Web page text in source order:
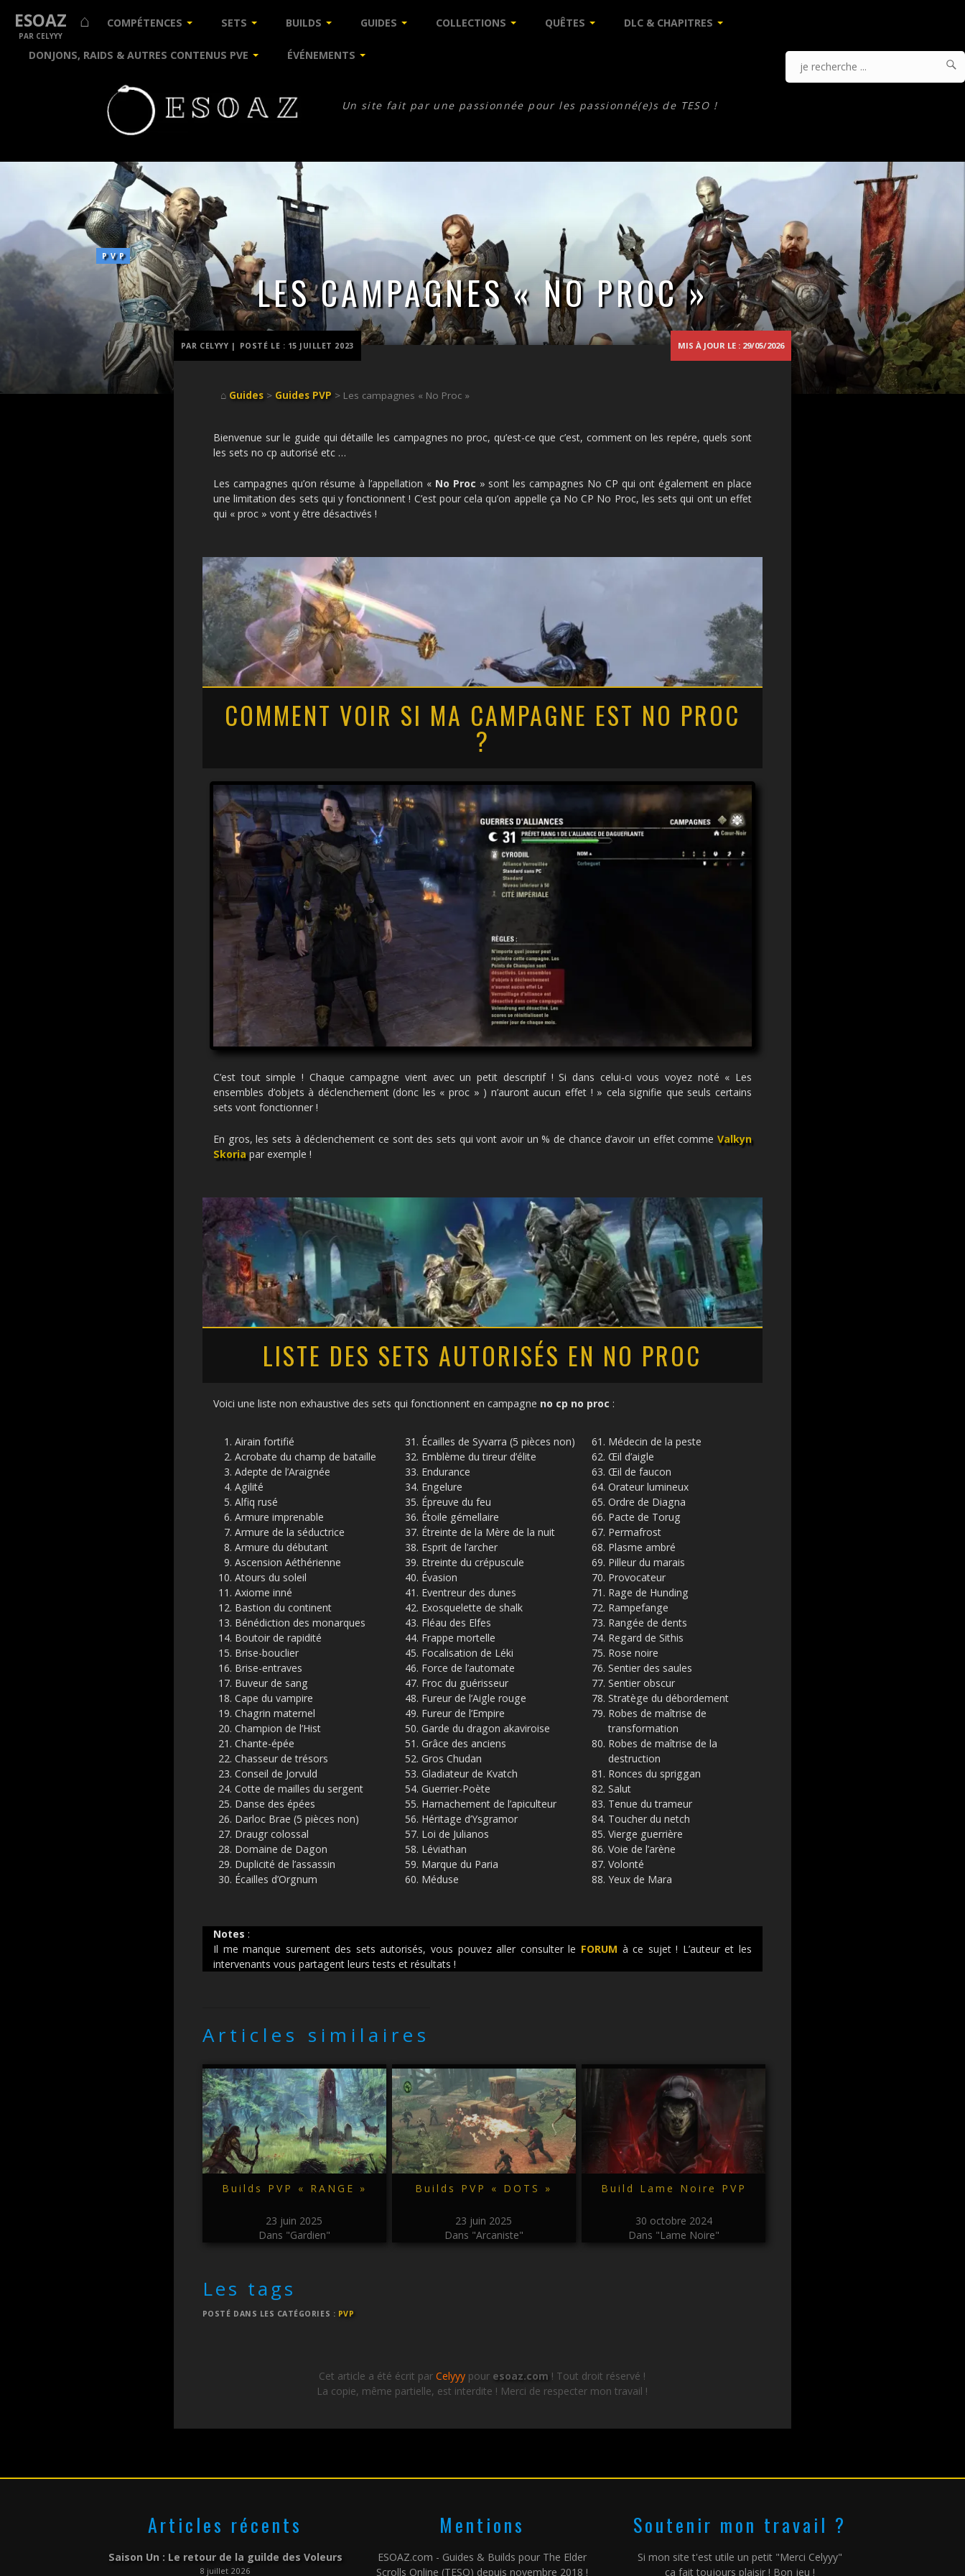
Un site fait par une passionnée pour les passionné(e)s de TESO !

ESOAZ ⌂
PAR CELYYY
COMPÉTENCES SETS BUILDS GUIDES COLLECTIONS QUÊTES DLC & CHAPITRES
DONJONS, RAIDS & AUTRES CONTENUS PVE ÉVÉNEMENTS
PVP
LES CAMPAGNES « NO PROC »
MIS À JOUR LE : 29/05/2026
⌂ Guides> Guides PVP > Les campagnes « No Proc »
Bienvenue sur le guide qui détaille les campagnes no proc, qu’est-ce que c’est, comment on les repére, quels sont
les sets no cp autorisé etc …
Les campagnes qu’on résume à l’appellation « No Proc » sont les campagnes No CP qui ont également en place
une limitation des sets qui y fonctionnent ! C’est pour cela qu’on appelle ça No CP No Proc, les sets qui ont un effet
qui « proc » vont y être désactivés !
COMMENT VOIR SI MA CAMPAGNE EST NO PROC
?
C’est tout simple ! Chaque campagne vient avec un petit descriptif ! Si dans celui-ci vous voyez noté « Les
ensembles d’objets à déclenchement (donc les « proc » ) n’auront aucun effet ! » cela signifie que seuls certains
sets vont fonctionner !
En gros, les sets à déclenchement ce sont des sets qui vont avoir un % de chance d’avoir un effet commeValkyn
Skoriapar exemple !
LISTE DES SETS AUTORISÉS EN NO PROC
Voici une liste non exhaustive des sets qui fonctionnent en campagne no cp no proc :
Airain fortifié
Acrobate du champ de bataille
Adepte de l’Araignée
Agilité
Alfiq rusé
Armure imprenable
Armure de la séductrice
Armure du débutant
Ascension Aéthérienne
Atours du soleil
Axiome inné
Bastion du continent
Bénédiction des monarques
Boutoir de rapidité
Brise-bouclier
Brise-entraves
Buveur de sang
Cape du vampire
Chagrin maternel
Champion de l’Hist
Chante-épée
Chasseur de trésors
Conseil de Jorvuld
Cotte de mailles du sergent
Danse des épées
Darloc Brae (5 pièces non)
Draugr colossal
Domaine de Dagon
Duplicité de l’assassin
Écailles d’Orgnum
Écailles de Syvarra (5 pièces non)
Emblème du tireur d’élite
Endurance
Engelure
Épreuve du feu
Étoile gémellaire
Étreinte de la Mère de la nuit
Esprit de l’archer
Etreinte du crépuscule
Évasion
Eventreur des dunes
Exosquelette de shalk
Fléau des Elfes
Frappe mortelle
Focalisation de Léki
Force de l’automate
Froc du guérisseur
Fureur de l’Aigle rouge
Fureur de l’Empire
Garde du dragon akaviroise
Grâce des anciens
Gros Chudan
Gladiateur de Kvatch
Guerrier-Poète
Harnachement de l’apiculteur
Héritage d’Ysgramor
Loi de Julianos
Léviathan
Marque du Paria
Méduse
Médecin de la peste
Œil d’aigle
Œil de faucon
Orateur lumineux
Ordre de Diagna
Pacte de Torug
Permafrost
Plasme ambré
Pilleur du marais
Provocateur
Rage de Hunding
Rampefange
Rangée de dents
Regard de Sithis
Rose noire
Sentier des saules
Sentier obscur
Stratège du débordement
Robes de maîtrise de
transformation
Robes de maîtrise de la
destruction
Ronces du spriggan
Salut
Tenue du trameur
Toucher du netch
Vierge guerrière
Voie de l’arène
Volonté
Yeux de Mara
Notes :
Il me manque surement des sets autorisés, vous pouvez aller consulter le FORUM à ce sujet ! L’auteur et les
intervenants vous partagent leurs tests et résultats !
Articles similaires
Builds PVP « RANGE »
23 juin 2025
Dans "Gardien"
Builds PVP « DOTS »
23 juin 2025
Dans "Arcaniste"
Build Lame Noire PVP
30 octobre 2024
Dans "Lame Noire"
PAR CELYYY | POSTÉ LE : 15 JUILLET 2023
Les tags
POSTÉ DANS LES CATÉGORIES : PVP
Cet article a été écrit parCelyyy pour esoaz.com ! Tout droit réservé !
La copie, même partielle, est interdite ! Merci de respecter mon travail !
Articles récents
Saison Un : Le retour de la guilde des Voleurs
8 juillet 2026
Mentions
ESOAZ.com - Guides & Builds pour The Elder
Scrolls Online (TESO) depuis novembre 2018 !
Soutenir mon travail ?
Si mon site t'est utile un petit "Merci Celyyy"
ça fait toujours plaisir ! Bon jeu !